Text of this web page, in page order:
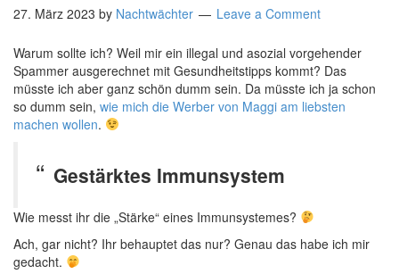
27. März 2023 by Nachtwächter Leave a Comment
Warum sollte ich? Weil mir ein illegal und asozial vorgehender
Spammer ausgerechnet mit Gesundheitstipps kommt? Das
müsste ich aber ganz schön dumm sein. Da müsste ich ja schon
so dumm sein, wie mich die Werber von Maggi am liebsten
machen wollen.
Gestärktes Immunsystem
Wie messt ihr die „Stärke“ eines Immunsystemes?
Ach, gar nicht? Ihr behauptet das nur? Genau das habe ich mir
gedacht.